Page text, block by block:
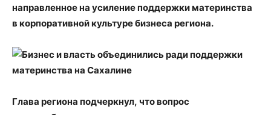
направленное на усиление поддержки материнства
в корпоративной культуре бизнеса региона.
Глава региона подчеркнул, что вопрос